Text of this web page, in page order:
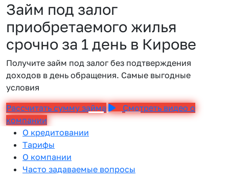
Займ под залог
приобретаемого жилья
срочно за 1 день в Кирове
Получите займ под залог без подтверждения
доходов в день обращения. Самые выгодные
условия
Рассчитать сумму займа
Смотреть видео о
компании
О кредитовании
Тарифы
О компании
Часто задаваемые вопросы